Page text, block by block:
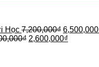
Học 7,200,000₫ 6,500,000
₫ 2,600,000₫